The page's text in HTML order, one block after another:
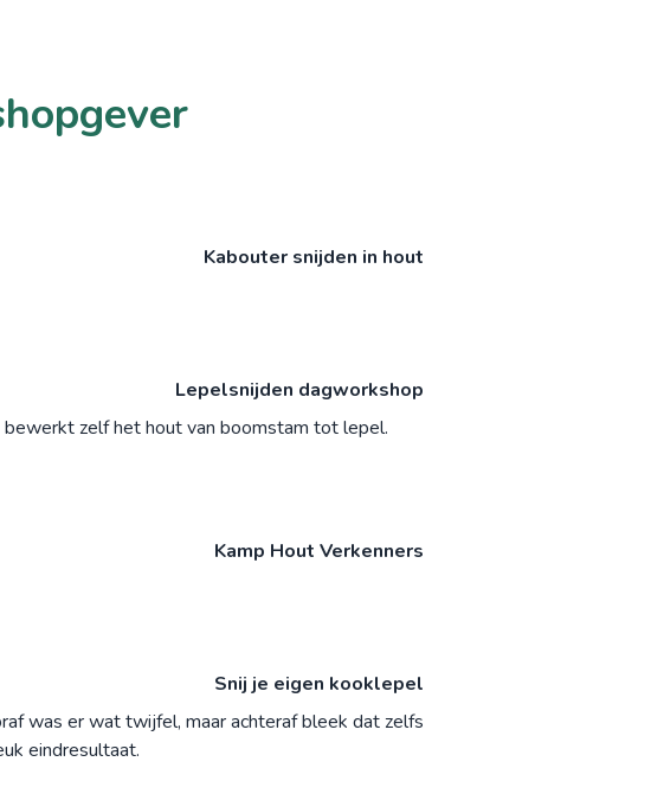
Kabouter snijden in hout
Lepelsnijden dagworkshop
zelf het hout van boomstam tot lepel.
Kamp Hout Verkenners
Snij je eigen kooklepel
was er wat twijfel, maar achteraf bleek dat zelfs
eindresultaat.